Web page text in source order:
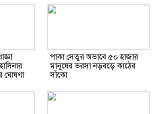
ঘোষণা
পাকা সেতুর অভাবে ৫০ হাজার
মানুষের ভরসা নড়বড়ে কাঠের
সাঁকো